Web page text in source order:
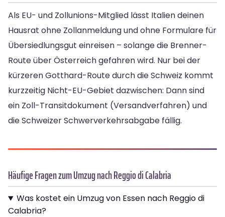
Als EU- und Zollunions-Mitglied lässt Italien deinen
Hausrat ohne Zollanmeldung und ohne Formulare für
Übersiedlungsgut einreisen – solange die Brenner-
Route über Österreich gefahren wird. Nur bei der
kürzeren Gotthard-Route durch die Schweiz kommt
kurzzeitig Nicht-EU-Gebiet dazwischen: Dann sind
ein Zoll-Transitdokument (Versandverfahren) und
die Schweizer Schwerverkehrsabgabe fällig.
Häufige Fragen zum Umzug nach Reggio di Calabria
Was kostet ein Umzug von Essen nach Reggio di
Calabria?